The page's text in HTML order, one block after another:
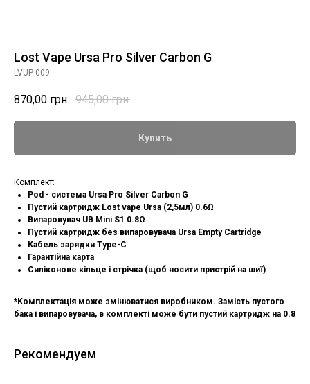
Lost Vape Ursa Pro Silver Carbon G
LVUP-009
870,00 грн. 945,00 грн.
Купить
Комплект:
Pod - система Ursa Pro Silver Carbon G
Пустий картридж Lost vape Ursa (2,5мл) 0.6Ω
Випаровувач UB Mini S1 0.8Ω
Пустий картридж без випаровувача Ursa Empty Cartridge
Кабель зарядки Type-C
Гарантійна карта
Силіконове кільце і стрічка (щоб носити пристрій на шиї)
*Комплектація може змінюватися виробником. Замість пустого
бака і випаровувача, в комплекті може бути пустий картридж на 0.8
Рекомендуем